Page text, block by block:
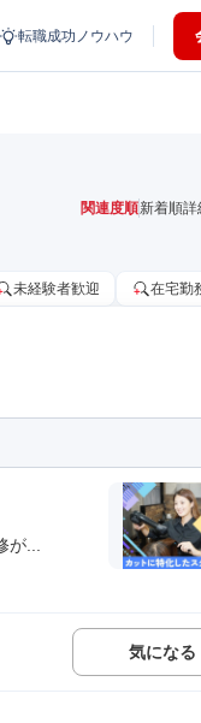
転職成功ノウハウ
関連度順新着順詳
未経験者歓迎 在宅勤
...
気になる